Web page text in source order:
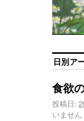
日別ア
食欲
投稿日:
いません